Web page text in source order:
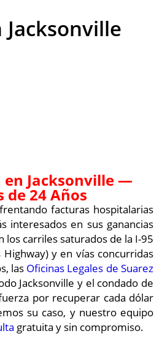
en Jacksonville —
24 Años
facturas hospitalarias
interesados en sus ganancias
los carriles saturados de la I-95
y en vías concurridas
las Oficinas Legales de Suarez
Jacksonville y el condado de
por recuperar cada dólar
su caso, y nuestro equipo
gratuita y sin compromiso.